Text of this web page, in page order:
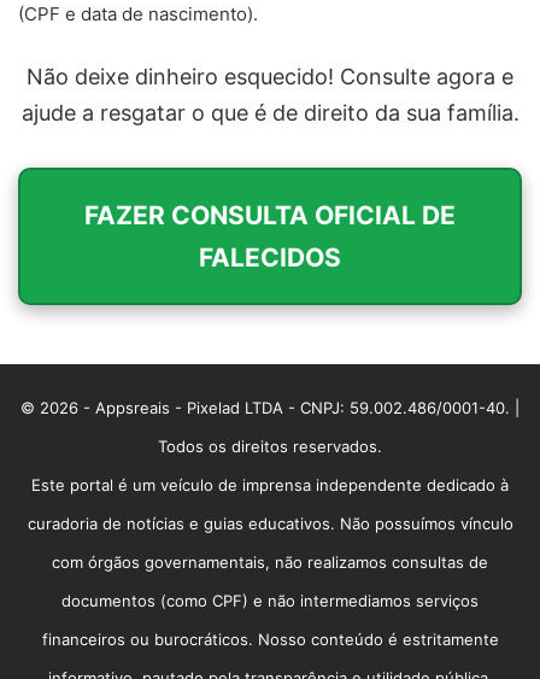
(CPF e data de nascimento).
Não deixe dinheiro esquecido! Consulte agora e
ajude a resgatar o que é de direito da sua família.
FAZER CONSULTA OFICIAL DE
FALECIDOS
© 2026 - Appsreais - Pixelad LTDA - CNPJ: 59.002.486/0001-40. |
Todos os direitos reservados.
Este portal é um veículo de imprensa independente dedicado à
curadoria de notícias e guias educativos. Não possuímos vínculo
com órgãos governamentais, não realizamos consultas de
documentos (como CPF) e não intermediamos serviços
financeiros ou burocráticos. Nosso conteúdo é estritamente